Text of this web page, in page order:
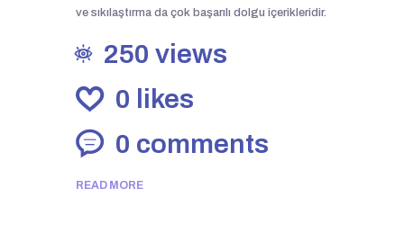
ve sıkılaştırma da çok başarılı dolgu içerikleridir.
250 views
0 likes
0 comments
READ MORE